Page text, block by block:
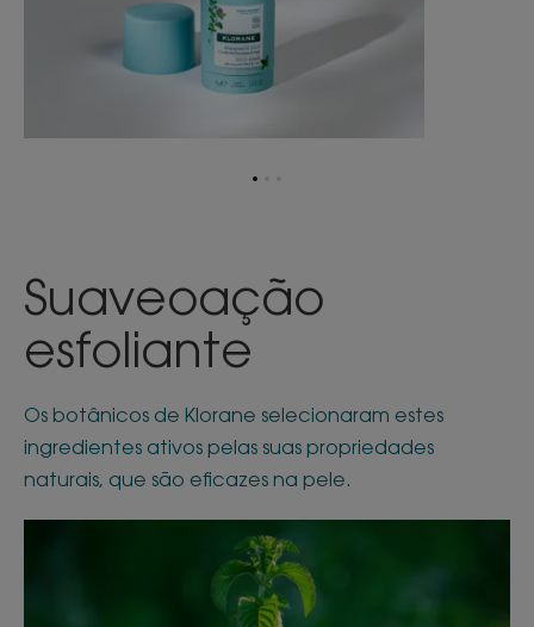
Ir
23
Suaveoação
esfoliante
Os botânicos de Klorane selecionaram estes
ingredientes ativos pelas suas propriedades
naturais, que são eficazes na pele.